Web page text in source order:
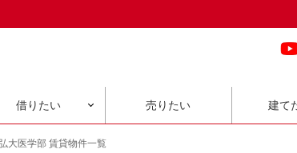
借りたい 売りたい 建て
大医学部 賃貸物件一覧